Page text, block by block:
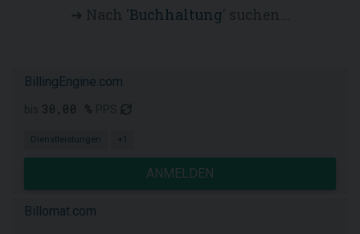
Buchhaltung
BillingEngine.com
30,00 %
Dienstleistungen +1
ANMELDEN
Billomat.com